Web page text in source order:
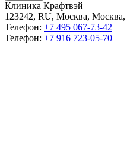
Клиника Крафтвэй
123242, RU, Москва, Москва,
Телефон: +7 495 067-73-42
Телефон: +7 916 723-05-70